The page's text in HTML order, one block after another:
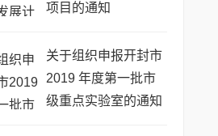
项目的通知
关于组织申报开封市
2019 年度第一批市
级重点实验室的通知